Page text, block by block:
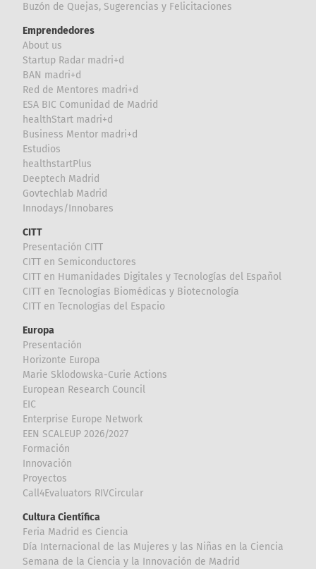
Buzón de Quejas, Sugerencias y Felicitaciones
Emprendedores
About us
Startup Radar madri+d
BAN madri+d
Red de Mentores madri+d
ESA BIC Comunidad de Madrid
healthStart madri+d
Business Mentor madri+d
Estudios
healthstartPlus
Deeptech Madrid
Govtechlab Madrid
Innodays/Innobares
CITT
Presentación CITT
CITT en Semiconductores
CITT en Humanidades Digitales y Tecnologías del Español
CITT en Tecnologías Biomédicas y Biotecnología
CITT en Tecnologías del Espacio
Europa
Presentación
Horizonte Europa
Marie Sklodowska-Curie Actions
European Research Council
EIC
Enterprise Europe Network
EEN SCALEUP 2026/2027
Formación
Innovación
Proyectos
Call4Evaluators RIVCircular
Cultura Científica
Feria Madrid es Ciencia
Día Internacional de las Mujeres y las Niñas en la Ciencia
Semana de la Ciencia y la Innovación de Madrid